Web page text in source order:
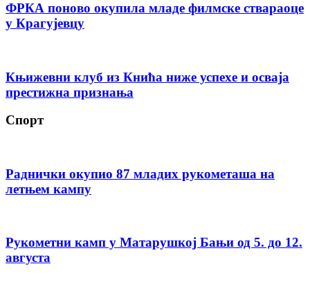
ФРКА поново окупила младе филмске ствараоце
у Крагујевцу
Књижевни клуб из Кнића ниже успехе и осваја
престижна признања
Спорт
Раднички окупио 87 младих рукометаша на
летњем кампу
Рукометни камп у Матарушкој Бањи од 5. до 12.
августа